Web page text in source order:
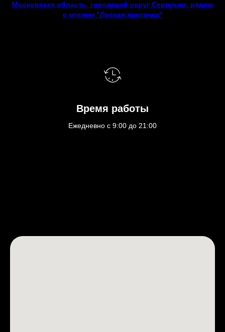
Московская область, городской округ Серпухов, рядом
с отелем "Лесная ласточка"
Время работы
Ежедневно с 9:00 до 21:00